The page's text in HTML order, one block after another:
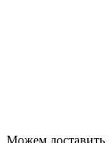
Можем доставить